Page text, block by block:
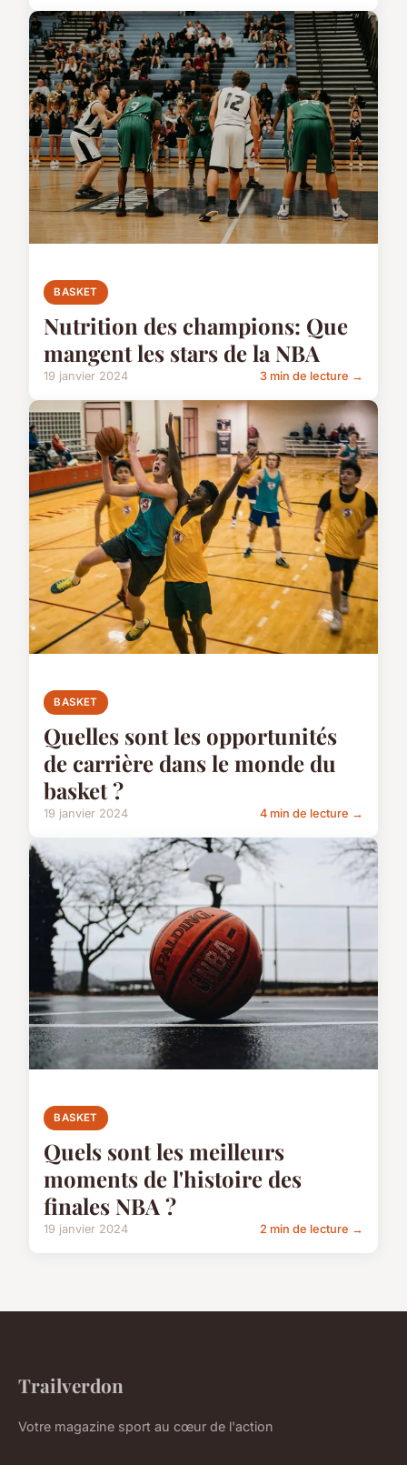
BASKET
Nutrition des champions: Que
mangent les stars de la NBA
19 janvier 2024 3 min de lecture →
BASKET
Quelles sont les opportunités
de carrière dans le monde du
basket ?
19 janvier 2024 4 min de lecture →
BASKET
Quels sont les meilleurs
moments de l'histoire des
finales NBA ?
19 janvier 2024 2 min de lecture →
Trailverdon
Votre magazine sport au cœur de l'action